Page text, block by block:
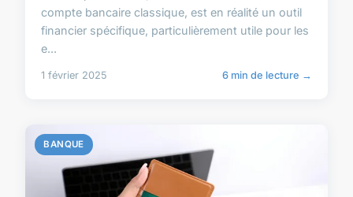
compte bancaire classique, est en réalité un outil
financier spécifique, particulièrement utile pour les
e...
1 février 2025 6 min de lecture →
BANQUE